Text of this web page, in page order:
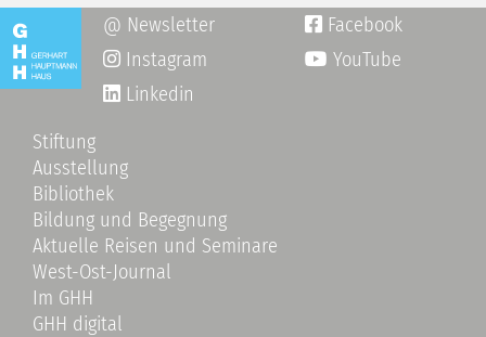
@ Newsletter  Facebook
Instagram
YouTube
Linkedin
Stiftung
Ausstellung
Bibliothek
Bildung und Begegnung
Aktuelle Reisen und Seminare
West-Ost-Journal
Im GHH
GHH digital